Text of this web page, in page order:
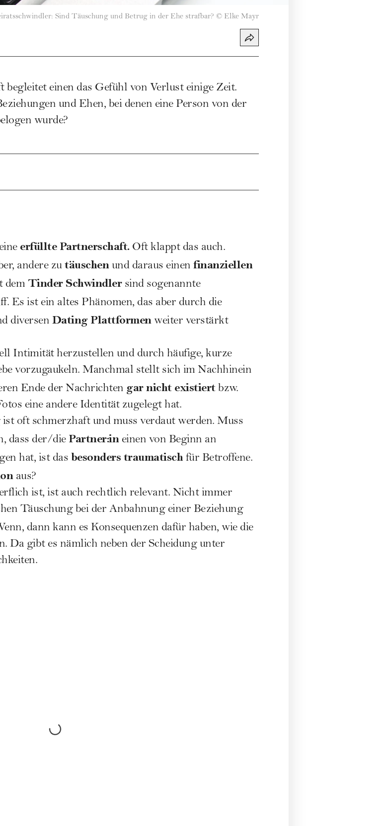
Sind Täuschung und Betrug in der Ehe strafbar? © Elke Mayr
einen das Gefühl von Verlust einige Zeit.
und Ehen, bei denen eine Person von der
wurde?
erfüllte Partnerschaft.Oft klappt das auch.
andere zu täuschenund daraus einen finanziellen
dem Tinder Schwindlersind sogenannte
Es ist ein altes Phänomen, das aber durch die
diversen Dating Plattformenweiter verstärkt
Intimität herzustellen und durch häufige, kurze
vorzugaukeln. Manchmal stellt sich im Nachhinein
Ende der Nachrichten gar nicht existiertbzw.
eine andere Identität zugelegt hat.
ist oft schmerzhaft und muss verdaut werden. Muss
dass der/die Partner:ineinen von Beginn an
hat, ist das besonders traumatischfür Betroffene.
aus?
ist, ist auch rechtlich relevant. Nicht immer
Täuschung bei der Anbahnung einer Beziehung
dann kann es Konsequenzen dafür haben, wie die
Da gibt es nämlich neben der Scheidungunter